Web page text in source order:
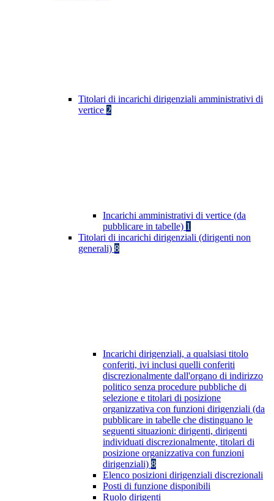
Titolari di incarichi dirigenziali amministrativi di
vertice 2
Incarichi amministrativi di vertice (da
pubblicare in tabelle) 1
Titolari di incarichi dirigenziali (dirigenti non
generali) 8
Incarichi dirigenziali, a qualsiasi titolo
conferiti, ivi inclusi quelli conferiti
discrezionalmente dall'organo di indirizzo
politico senza procedure pubbliche di
selezione e titolari di posizione
organizzativa con funzioni dirigenziali (da
pubblicare in tabelle che distinguano le
seguenti situazioni: dirigenti, dirigenti
individuati discrezionalmente, titolari di
posizione organizzativa con funzioni
dirigenziali) 8
Elenco posizioni dirigenziali discrezionali
Posti di funzione disponibili
Ruolo dirigenti